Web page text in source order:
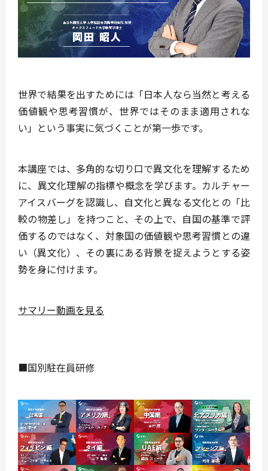
世界で結果を出すためには「日本人なら当然と考える
価値観や思考習慣が、世界ではそのまま適用されな
い」という事実に気づくことが第一歩です。
本講座では、多角的な切り口で異文化を理解するため
に、異文化理解の指標や概念を学びます。カルチャー
アイスバーグを認識し、自文化と異なる文化との「比
較の物差し」を持つこと、その上で、自国の基準で評
価するのではなく、対象国の価値観や思考習慣との違
い（異文化）、その裏にある背景を捉えようとする姿
勢を身に付けます。
サマリー動画を見る
■国別駐在員研修